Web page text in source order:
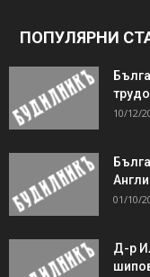
ПОПУЛЯРНИ
10/12/
01/10/
Д-р